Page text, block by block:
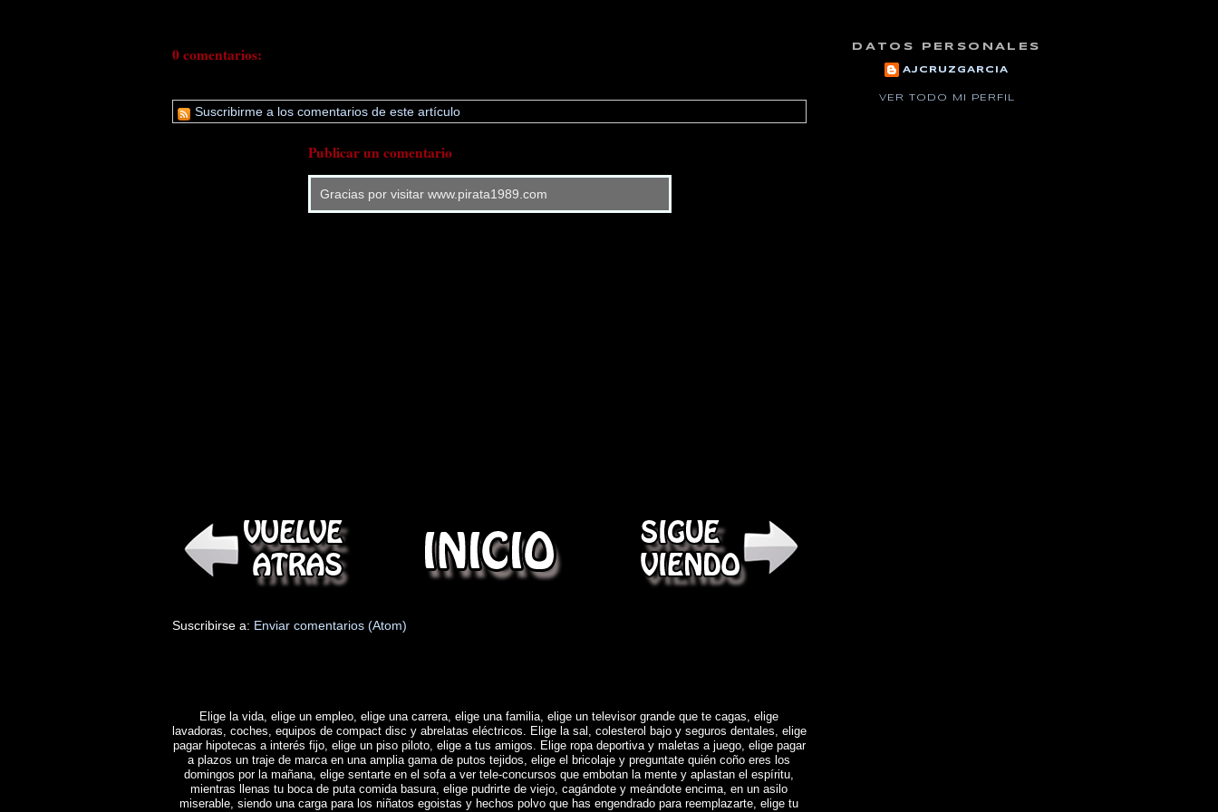
0 comentarios:
Suscribirme a los comentarios de este artículo
Publicar un comentario
Gracias por visitar www.pirata1989.com
Suscribirse a: Enviar comentarios (Atom)
Elige la vida, elige un empleo, elige una carrera, elige una familia, elige un televisor grande que te cagas, elige
lavadoras, coches, equipos de compact disc y abrelatas eléctricos. Elige la sal, colesterol bajo y seguros dentales, elige
pagar hipotecas a interés fijo, elige un piso piloto, elige a tus amigos. Elige ropa deportiva y maletas a juego, elige pagar
a plazos un traje de marca en una amplia gama de putos tejidos, elige el bricolaje y preguntate quién coño eres los
domingos por la mañana, elige sentarte en el sofa a ver tele-concursos que embotan la mente y aplastan el espíritu,
mientras llenas tu boca de puta comida basura, elige pudrirte de viejo, cagándote y meándote encima, en un asilo
miserable, siendo una carga para los niñatos egoistas y hechos polvo que has engendrado para reemplazarte, elige tu
DATOS PERSONALES
AJCRUZGARCIA
VER TODO MI PERFIL